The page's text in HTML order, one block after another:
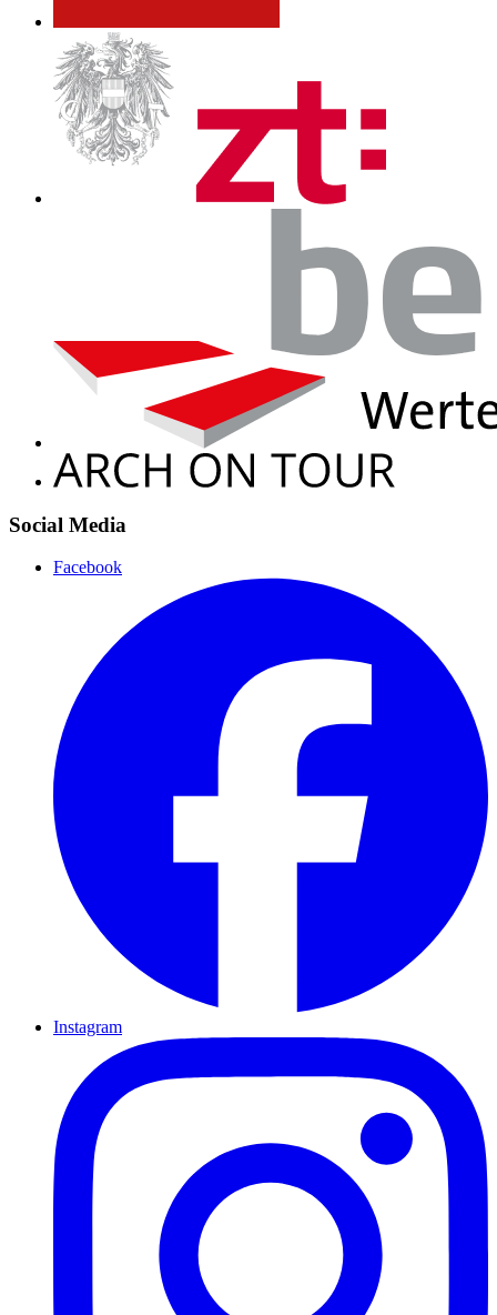
Social Media
Facebook
Instagram